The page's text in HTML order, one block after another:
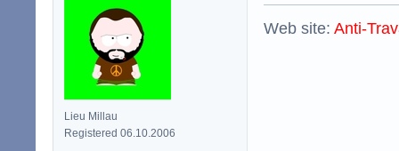
Lieu Millau
Registered 06.10.2006
Web site: Anti-